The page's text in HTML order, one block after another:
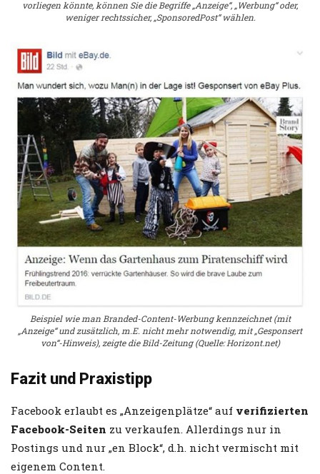
vorliegen könnte, können Sie die Begriffe „Anzeige“, „Werbung“ oder,
weniger rechtssicher, „SponsoredPost“ wählen.
Beispiel wie man Branded-Content-Werbung kennzeichnet (mit
„Anzeige“ und zusätzlich, m.E. nicht mehr notwendig, mit „Gesponsert
von“-Hinweis), zeigte die Bild-Zeitung (Quelle: Horizont.net)
Fazit und Praxistipp
Facebook erlaubt es „Anzeigenplätze“ auf verifizierten
Facebook-Seiten zu verkaufen. Allerdings nur in
Postings und nur „en Block“, d.h. nicht vermischt mit
eigenem Content.